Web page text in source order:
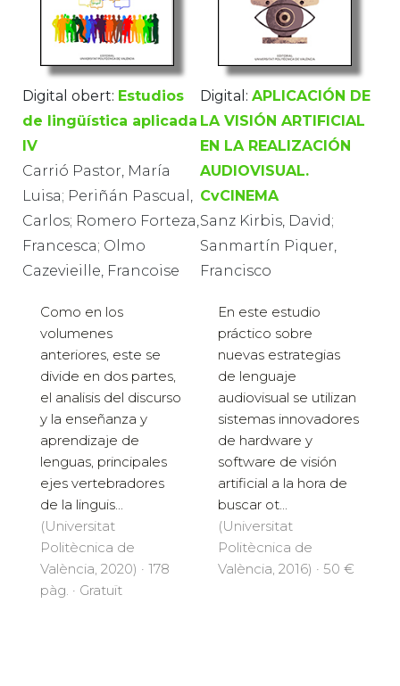
Digital obert: Estudios
de lingüística aplicada
IV
Carrió Pastor, María
Luisa; Periñán Pascual,
Carlos; Romero Forteza,
Francesca; Olmo
Cazevieille, Francoise
Como en los
volumenes
anteriores, este se
divide en dos partes,
el analisis del discurso
y la enseñanza y
aprendizaje de
lenguas, principales
ejes vertebradores
de la linguis...
(Universitat
Politècnica de
València, 2020) · 178
pàg. · Gratuït
Digital: APLICACIÓN DE
LA VISIÓN ARTIFICIAL
EN LA REALIZACIÓN
AUDIOVISUAL.
CvCINEMA
Sanz Kirbis, David;
Sanmartín Piquer,
Francisco
En este estudio
práctico sobre
nuevas estrategias
de lenguaje
audiovisual se utilizan
sistemas innovadores
de hardware y
software de visión
artificial a la hora de
buscar ot...
(Universitat
Politècnica de
València, 2016) · 50 €